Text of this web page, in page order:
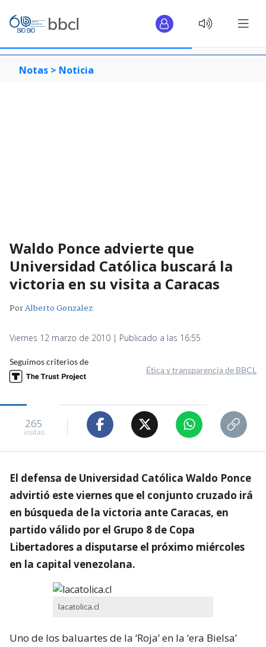
Notas > Noticia
Waldo Ponce advierte que
Universidad Católica buscará la
victoria en su visita a Caracas
PorAlberto Gonzalez
Viernes 12 marzo de 2010 | Publicado a las 16:55
Seguimos criterios de
Ética y transparencia de BBCL
265
visitas
El defensa de Universidad Católica Waldo Ponce
advirtió este viernes que el conjunto cruzado irá
en búsqueda de la victoria ante Caracas, en
partido válido por el Grupo 8 de Copa
Libertadores a disputarse el próximo miércoles
en la capital venezolana.
lacatolica.cl
Uno de los baluartes de la ‘Roja’ en la ‘era Bielsa’